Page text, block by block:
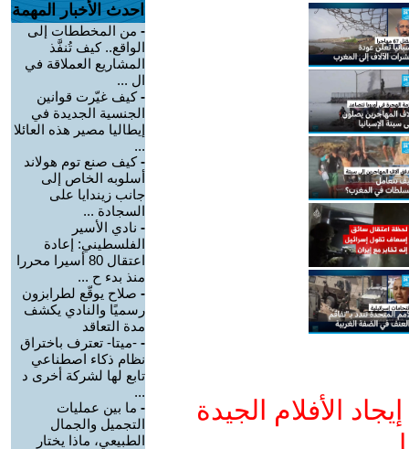
الأفلام الجيدة
احدث الأخبار المهمة
- من المخططات إلى
الواقع.. كيف تُنفَّذ
المشاريع العملاقة في
ال ...
-كيف غيّرت قوانين
الجنسية الجديدة في
إيطاليا مصير هذه العائلا
...
-كيف صنع توم هولاند
أسلوبه الخاص إلى
جانب زيندايا على
السجادة ...
- نادي الأسير
الفلسطيني: إعادة
اعتقال 80 أسيرا محررا
منذ بدء ح ...
- صلاح يوقّع لطرابزون
رسميًا والنادي يكشف
مدة التعاقد
- -ميتا- تعترف باختراق
نظام ذكاء اصطناعي
تابع لها لشركة أخرى د
...
- ما بين عمليات
التجميل والجمال
الطبيعي، ماذا يختار